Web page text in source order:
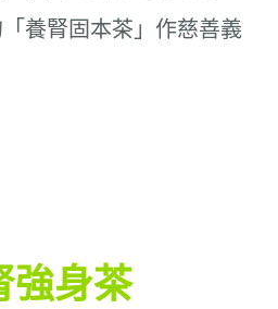
養腎固本茶」作慈善義
強身茶